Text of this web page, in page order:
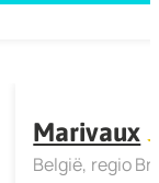
Marivaux
België regio